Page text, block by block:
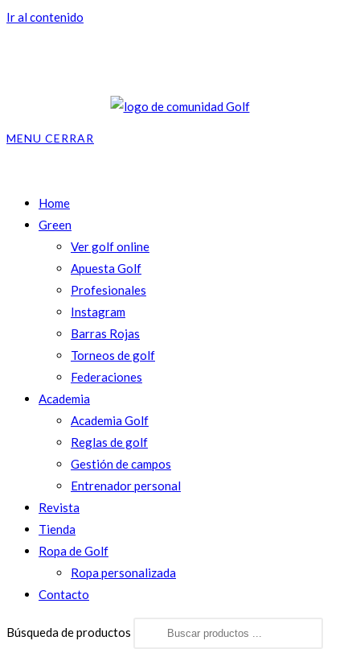
Ir al contenido
MENU CERRAR
Home
Green
Ver golf online
Apuesta Golf
Profesionales
Instagram
Barras Rojas
Torneos de golf
Federaciones
Academia
Academia Golf
Reglas de golf
Gestión de campos
Entrenador personal
Revista
Tienda
Ropa de Golf
Ropa personalizada
Contacto
Búsqueda de productos